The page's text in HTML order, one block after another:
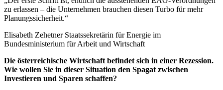
zu erlassen – die Unternehmen brauchen diesen Turbo für mehr
Planungssicherheit.“
Elisabeth Zehetner Staatssekretärin für Energie im
Bundesministerium für Arbeit und Wirtschaft
Die österreichische Wirtschaft befindet sich in einer Rezession.
Wie wollen Sie in dieser Situation den Spagat zwischen
Investieren und Sparen schaffen?